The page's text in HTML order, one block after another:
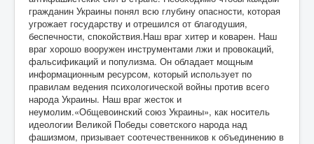
гражданин Украины понял всю глубину опасности, которая
угрожает государству и отрешился от благодушия,
беспечности, спокойствия.Наш враг хитер и коварен. Наш
враг хорошо вооружен инструментами лжи и провокаций,
фальсификаций и популизма. Он обладает мощным
информационным ресурсом, который использует по
правилам ведения психологической войны против всего
народа Украины. Наш враг жесток и
неумолим.«Общевоинский союз Украины», как носитель
идеологии Великой Победы советского народа над
фашизмом, призывает соотечественников к объединению в